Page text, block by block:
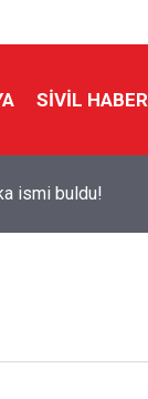
SIVIL HABER
bastı!